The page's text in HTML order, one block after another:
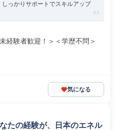
っかりサポートでスキルアップ
経験者歓迎！＞＜学歴不問＞
気になる
たの経験が、日本のエネル